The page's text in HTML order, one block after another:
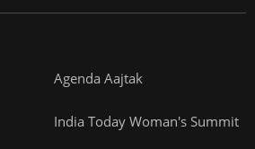
Agenda Aajtak
India Today Woman's Summit